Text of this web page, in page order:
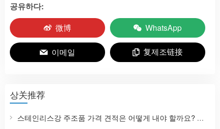
공유하다:
微博
WhatsApp
이메일 复제조链接
상关推荐
스테인리스강 주조품 가격 견적은 어떻게 내야 할까요? 정밀 주조 가격에 영향을 미치는 9가지 요소와 가격 문의에 필요한 서류 목록을 알려드립니다.